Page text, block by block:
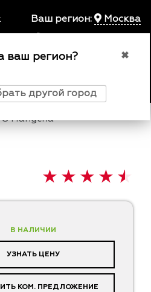
Ваш регион: Москва
✖
ваш регион?
другой город
Пн-Пт 9
00
0
Hangcha
В НАЛИЧИИ
УЗНАТЬ ЦЕНУ
КОМ. ПРЕДЛОЖЕНИЕ